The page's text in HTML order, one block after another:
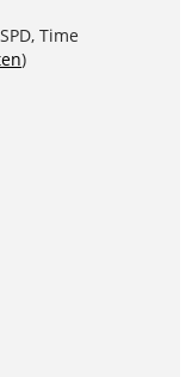
Time
)